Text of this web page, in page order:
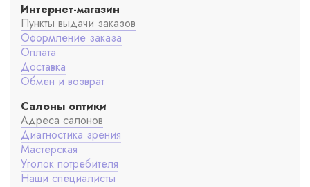
Интернет-магазин
Пункты выдачи заказов
Оформление заказа
Оплата
Доставка
Обмен и возврат
Салоны оптики
Адреса салонов
Диагностика зрения
Мастерская
Уголок потребителя
Наши специалисты